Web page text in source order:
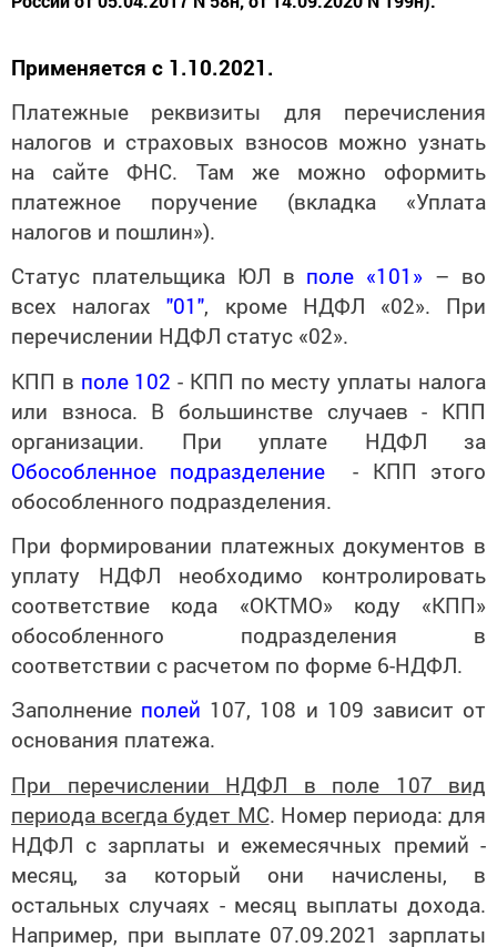
Применяется с 1.10.2021.
Платежные реквизиты для перечисления
налогов и страховых взносов можно узнать
на сайте ФНС. Там же можно оформить
платежное поручение (вкладка «Уплата
налогов и пошлин»).
Статус плательщика ЮЛ в поле «101 » – во
всех налогах"01", кроме НДФЛ «02». При
перечислении НДФЛ статус «02».
КПП в поле 102 - КПП по месту уплаты налога
или взноса. В большинстве случаев - КПП
организации. При уплате НДФЛ за
Обособленное подразделение
- КПП этого
обособленного подразделения.
При формировании платежных документов в
уплату НДФЛ необходимо контролировать
соответствие кода «ОКТМО» коду «КПП»
обособленного подразделения в
соответствии с расчетом по форме 6-НДФЛ.
Заполнение полей 107, 108 и 109 зависит от
основания платежа.
При перечислении НДФЛ в поле 107 вид
периода всегда будет МС. Номер периода: для
НДФЛ с зарплаты и ежемесячных премий -
месяц, за который они начислены, в
остальных случаях - месяц выплаты дохода.
Например, при выплате 07.09.2021 зарплаты